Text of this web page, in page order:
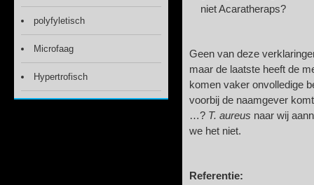
niet Acaratheraps?
Geen van deze
maar de laatste heeft de
komen vaker onvolledige
voorbij de naamgever
…? T. aureus naar wij
we het niet.
Referentie:
polyfyletisch
Microfaag
Hypertrofisch